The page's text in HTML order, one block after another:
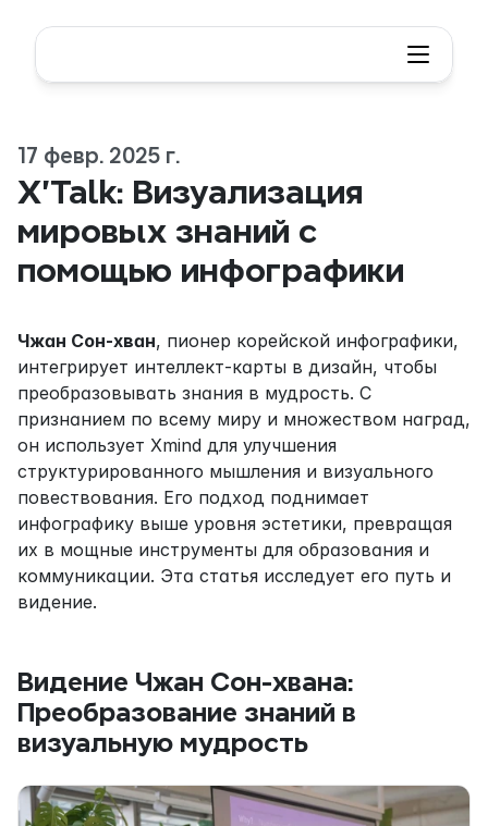
17 февр. 2025 г.
X'Talk: Визуализация
мировых знаний с
помощью инфографики
Чжан Сон-хван, пионер корейской инфографики,
интегрирует интеллект-карты в дизайн, чтобы
преобразовывать знания в мудрость. С
признанием по всему миру и множеством наград,
он использует Xmind для улучшения
структурированного мышления и визуального
повествования. Его подход поднимает
инфографику выше уровня эстетики, превращая
их в мощные инструменты для образования и
коммуникации. Эта статья исследует его путь и
видение.
Видение Чжан Сон-хвана:
Преобразование знаний в
визуальную мудрость